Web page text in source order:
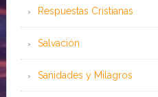
Respuestas Cristianas
Salvación
Sanidades y Milagros